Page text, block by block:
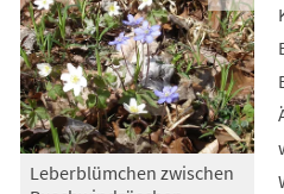
Leberblümchen zwischen